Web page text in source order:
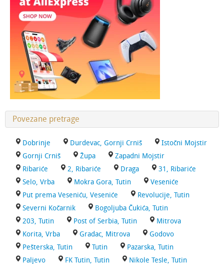
Povezane pretrage
Dobrinje Durdevac, Gornji Crniš
Istočni Mojstir
Gornji Crniš
Župa
Zapadni Mojstir
Ribariće
2, Ribariće Draga
31, Ribariće
Selo, Vrba
Mokra Gora, Tutin
Veseniće
Put prema Veseniću, Veseniće
Revolucije, Tutin
Severni Kočarnik
Bogoljuba Čukića, Tutin
203, Tutin
Post of Serbia, Tutin
Mitrova
Korita, Vrba
Gradac, Mitrova
Godovo
Pešterska, Tutin
Tutin
Pazarska, Tutin
Paljevo
FK Tutin, Tutin
Nikole Tesle, Tutin